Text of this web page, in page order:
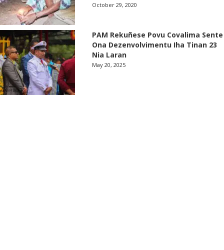
October 29, 2020
PAM Rekuñese Povu Covalima Sente
Ona Dezenvolvimentu Iha Tinan 23
Nia Laran
May 20, 2025